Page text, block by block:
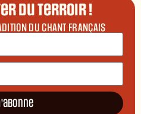
du terroir !
DU CHANT FRANÇAIS